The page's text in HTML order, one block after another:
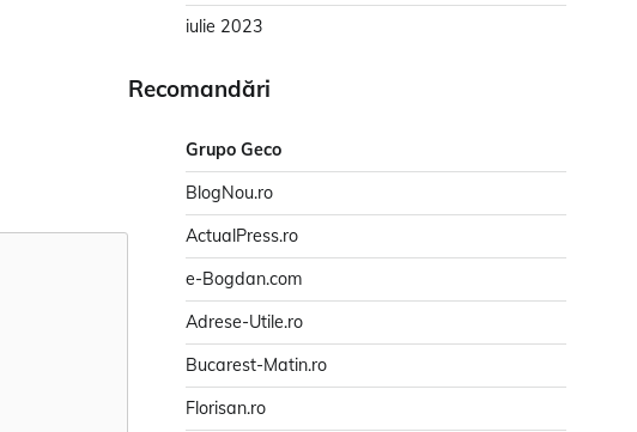
iulie 2023
Recomandări
Grupo Geco
BlogNou.ro
ActualPress.ro
e-Bogdan.com
Adrese-Utile.ro
Bucarest-Matin.ro
Florisan.ro